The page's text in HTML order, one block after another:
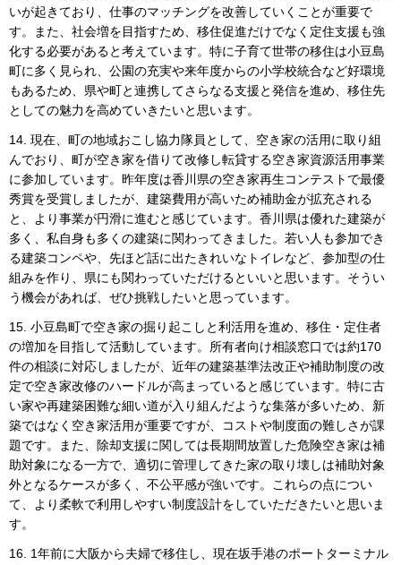
いが起きており、仕事のマッチングを改善していくことが重要で
す。また、社会増を目指すため、移住促進だけでなく定住支援も強
化する必要があると考えています。特に子育て世帯の移住は小豆島
町に多く見られ、公園の充実や来年度からの小学校統合など好環境
もあるため、県や町と連携してさらなる支援と発信を進め、移住先
としての魅力を高めていきたいと思います。
14. 現在、町の地域おこし協力隊員として、空き家の活用に取り組
んでおり、町が空き家を借りて改修し転貸する空き家資源活用事業
に参加しています。昨年度は香川県の空き家再生コンテストで最優
秀賞を受賞しましたが、建築費用が高いため補助金が拡充される
と、より事業が円滑に進むと感じています。香川県は優れた建築が
多く、私自身も多くの建築に関わってきました。若い人も参加でき
る建築コンペや、先ほど話に出たきれいなトイレなど、参加型の仕
組みを作り、県にも関わっていただけるといいと思います。そうい
う機会があれば、ぜひ挑戦したいと思っています。
15. 小豆島町で空き家の掘り起こしと利活用を進め、移住・定住者
の増加を目指して活動しています。所有者向け相談窓口では約170
件の相談に対応しましたが、近年の建築基準法改正や補助制度の改
定で空き家改修のハードルが高まっていると感じています。特に古
い家や再建築困難な細い道が入り組んだような集落が多いため、新
築ではなく空き家活用が重要ですが、コストや制度面の難しさが課
題です。また、除却支援に関しては長期間放置した危険空き家は補
助対象になる一方で、適切に管理してきた家の取り壊しは補助対象
外となるケースが多く、不公平感が強いです。これらの点につい
て、より柔軟で利用しやすい制度設計をしていただきたいと思いま
す。
16. 1年前に大阪から夫婦で移住し、現在坂手港のポートターミナル